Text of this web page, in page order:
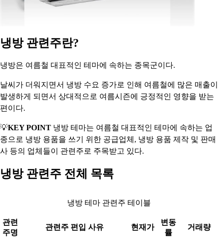
냉방 관련주란?
냉방은 여름철 대표적인 테마에 속하는 종목군이다.
날씨가 더워지면서 냉방 수요 증가로 인해 여름철에 많은 매출이
발생하게 되면서 상대적으로 여름시즌에 긍정적인 영향을 받는
편이다.
💡KEY POINT 냉방 테마는 여름철 대표적인 테마에 속하는 업
종으로 냉방 용품을 쓰기 위한 공급업체, 냉방 용품 제작 및 판매
사 등의 업체들이 관련주로 주목받고 있다.
냉방 관련주 전체 목록
냉방 테마 관련주 테이블
관련
주명
관련주 편입 사유 현재가
변동
률
거래량